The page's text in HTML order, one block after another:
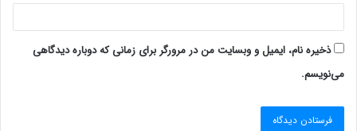
ذخیره نام، ایمیل و وبسایت من در مرورگر برای زمانی که دوباره دیدگاهی
می‌نویسم.